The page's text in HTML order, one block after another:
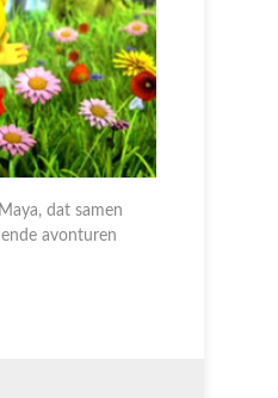
dat samen
avonturen